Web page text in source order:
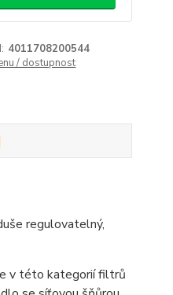
4011708200544
/ dostupnost
regulovatelný,
v této kategorií filtrů